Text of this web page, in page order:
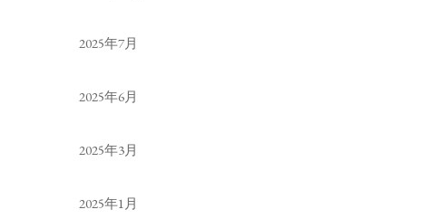
2025年7月
2025年6月
2025年3月
2025年1月